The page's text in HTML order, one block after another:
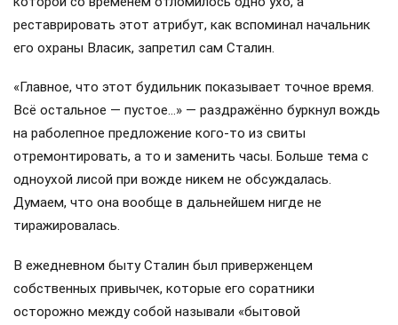
реставрировать этот атрибут, как вспоминал начальник
его охраны Власик, запретил сам Сталин.
«Главное, что этот будильник показывает точное время.
Всё остальное — пустое…» — раздражённо буркнул вождь
на раболепное предложение кого-то из свиты
отремонтировать, а то и заменить часы. Больше тема с
одноухой лисой при вожде никем не обсуждалась.
Думаем, что она вообще в дальнейшем нигде не
тиражировалась.
В ежедневном быту Сталин был приверженцем
собственных привычек, которые его соратники
осторожно между собой называли «бытовой